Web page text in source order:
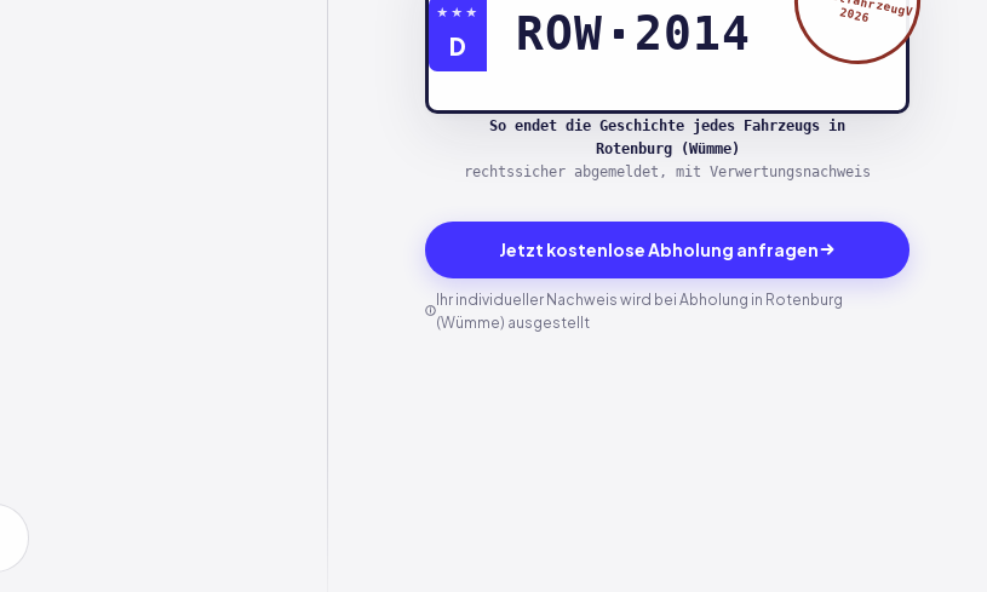
★★★
D ROW 2014 2026
So endet die Geschichte jedes Fahrzeugs in
Rotenburg (Wümme)
rechtssicher abgemeldet, mit Verwertungsnachweis
Jetzt kostenlose Abholung anfragen
Ihr individueller Nachweis wird bei Abholung in Rotenburg
(Wümme) ausgestellt